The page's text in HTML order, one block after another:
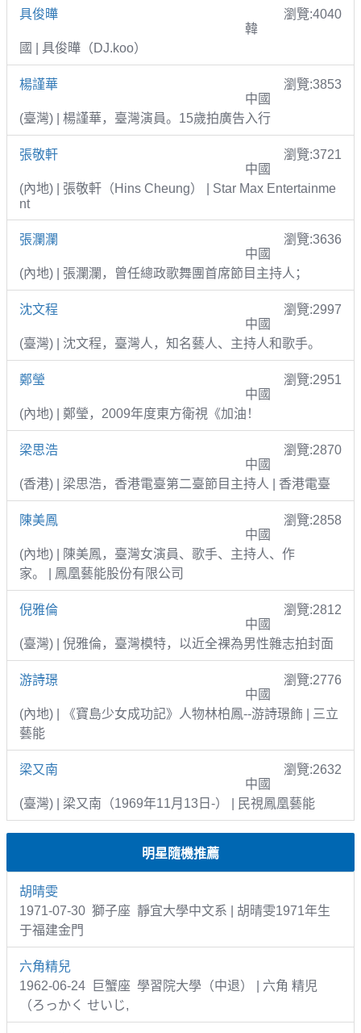
具俊曄
瀏覽:4040
韓
國 | 具俊曄（DJ.koo）
楊謹華
瀏覽:3853
中國
(臺灣) | 楊謹華，臺灣演員。15歲拍廣告入行
張敬軒
瀏覽:3721
中國
(內地) | 張敬軒（Hins Cheung） | Star Max Entertainme
nt
張瀾瀾
瀏覽:3636
中國
(內地) | 張瀾瀾，曾任總政歌舞團首席節目主持人；
沈文程
瀏覽:2997
中國
(臺灣) | 沈文程，臺灣人，知名藝人、主持人和歌手。
鄭瑩
瀏覽:2951
中國
(內地) | 鄭瑩，2009年度東方衛視《加油！
梁思浩
瀏覽:2870
中國
(香港) | 梁思浩，香港電臺第二臺節目主持人 | 香港電臺
陳美鳳
瀏覽:2858
中國
(內地) | 陳美鳳，臺灣女演員、歌手、主持人、作
家。 | 鳳凰藝能股份有限公司
倪雅倫
瀏覽:2812
中國
(臺灣) | 倪雅倫，臺灣模特，以近全裸為男性雜志拍封面
游詩璟
瀏覽:2776
中國
(內地) | 《寶島少女成功記》人物林柏鳳--游詩璟飾 | 三立
藝能
梁又南
瀏覽:2632
中國
(臺灣) | 梁又南（1969年11月13日-） | 民視鳳凰藝能
明星隨機推薦
胡晴雯
1971-07-30 獅子座 靜宜大學中文系 | 胡晴雯1971年生
于福建金門
六角精兒
1962-06-24 巨蟹座 學習院大學（中退） | 六角 精児
（ろっかく せいじ,